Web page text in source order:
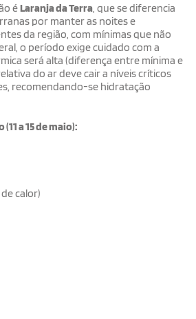
éLaranja da Terra, que se diferencia
por manter as noites e
da região, com mínimas que não
o período exige cuidado com a
será alta (diferença entre mínima e
do ar deve cair a níveis críticos
recomendando-se hidratação
a 15 de maio):
de calor)